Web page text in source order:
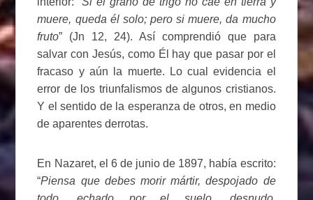
muere, queda él solo; pero si muere, da mucho
fruto” (Jn 12, 24). Así comprendió que para
salvar con Jesús, como Él hay que pasar por el
fracaso y aún la muerte. Lo cual evidencia el
error de los triunfalismos de algunos cristianos.
Y el sentido de la esperanza de otros, en medio
de aparentes derrotas.
En Nazaret, el 6 de junio de 1897, había escrito:
“Piensa que debes morir mártir, despojado de